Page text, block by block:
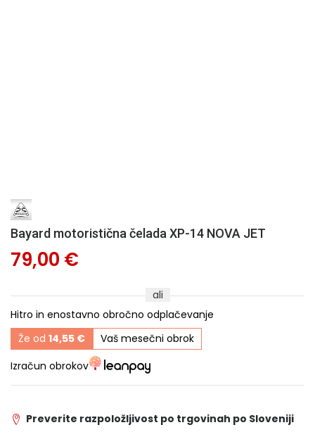
Bayard motoristična čelada XP-14 NOVA JET
79,00 €
ali
Hitro in enostavno obročno odplačevanje
Že od 14,55 €
Vaš mesečni obrok
Izračun obrokov
Preverite razpoložljivost po trgovinah po Sloveniji